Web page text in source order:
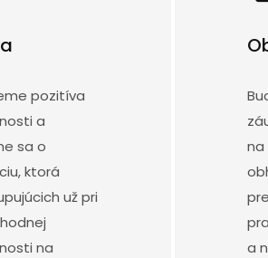
pozitíva
a
sa o
ktorá
už pri
na
na
a